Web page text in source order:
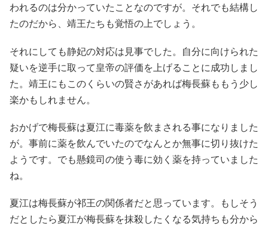
われるのは分かっていたことなのですが。それでも結構し
たのだから、靖王たちも覚悟の上でしょう。
それにしても静妃の対応は見事でした。自分に向けられた
疑いを逆手に取って皇帝の評価を上げることに成功しまし
た。靖王にもこのくらいの賢さがあれば梅長蘇ももう少し
楽かもしれません。
おかげで梅長蘇は夏江に毒薬を飲まされる事になりました
が。事前に薬を飲んでいたのでなんとか無事に切り抜けた
ようです。でも懸鏡司の使う毒に効く薬を持っていました
ね。
夏江は梅長蘇が祁王の関係者だと思っています。もしそう
だとしたら夏江が梅長蘇を抹殺したくなる気持ちも分から